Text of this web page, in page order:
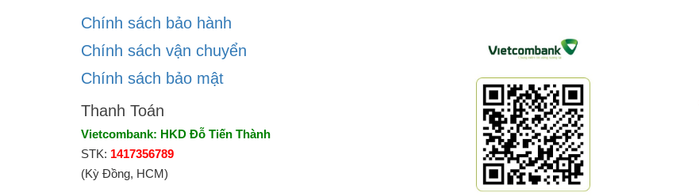
Chính sách bảo hành
Chính sách vận chuyển
Chính sách bảo mật
Thanh Toán
Vietcombank: HKD Đỗ Tiến Thành
STK: 1417356789
(Kỳ Đồng, HCM)